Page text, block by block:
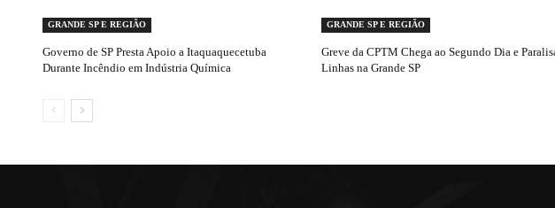
GRANDE SP E REGIÃO
Governo de SP Presta Apoio a Itaquaquecetuba
Durante Incêndio em Indústria Química
GRANDE SP E REGIÃO
Greve da CPTM Chega ao Segundo Dia e
Linhas na Grande SP